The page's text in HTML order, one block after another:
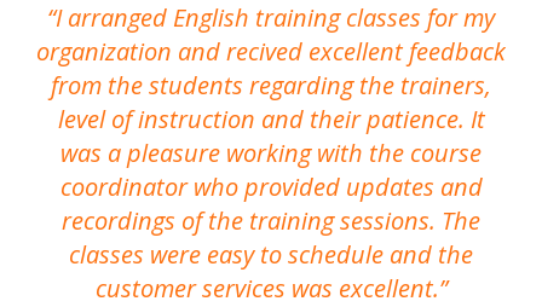
I arranged English training classes for my
organization and recived excellent feedback
from the students regarding the trainers,
level of instruction and their patience. It
was a pleasure working with the course
coordinator who provided updates and
recordings of the training sessions. The
classes were easy to schedule and the
customer services was excellent.